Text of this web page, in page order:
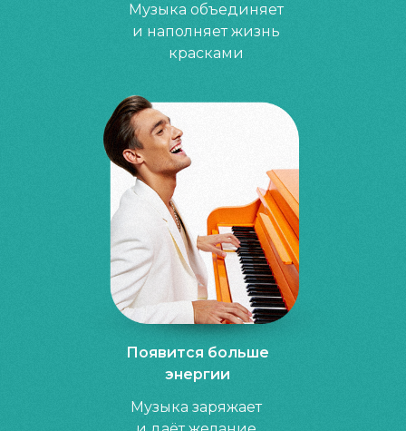
Музыка объединяет
и наполняет жизнь
красками
Музыка заряжает
Появится больше
энергии